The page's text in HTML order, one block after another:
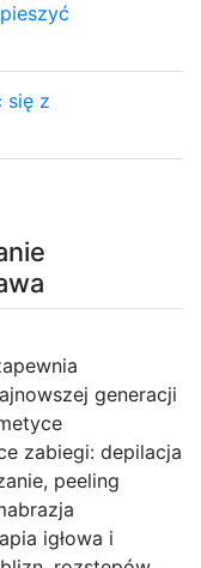
generacji
zabiegi: depilacja
peeling
igłowa i
się z